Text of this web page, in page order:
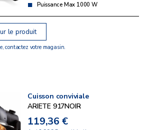
Puissance Max 1000 W
le produit
contactez votre magasin.
Cuisson conviviale
ARIETE 917NOIR
119,36 €